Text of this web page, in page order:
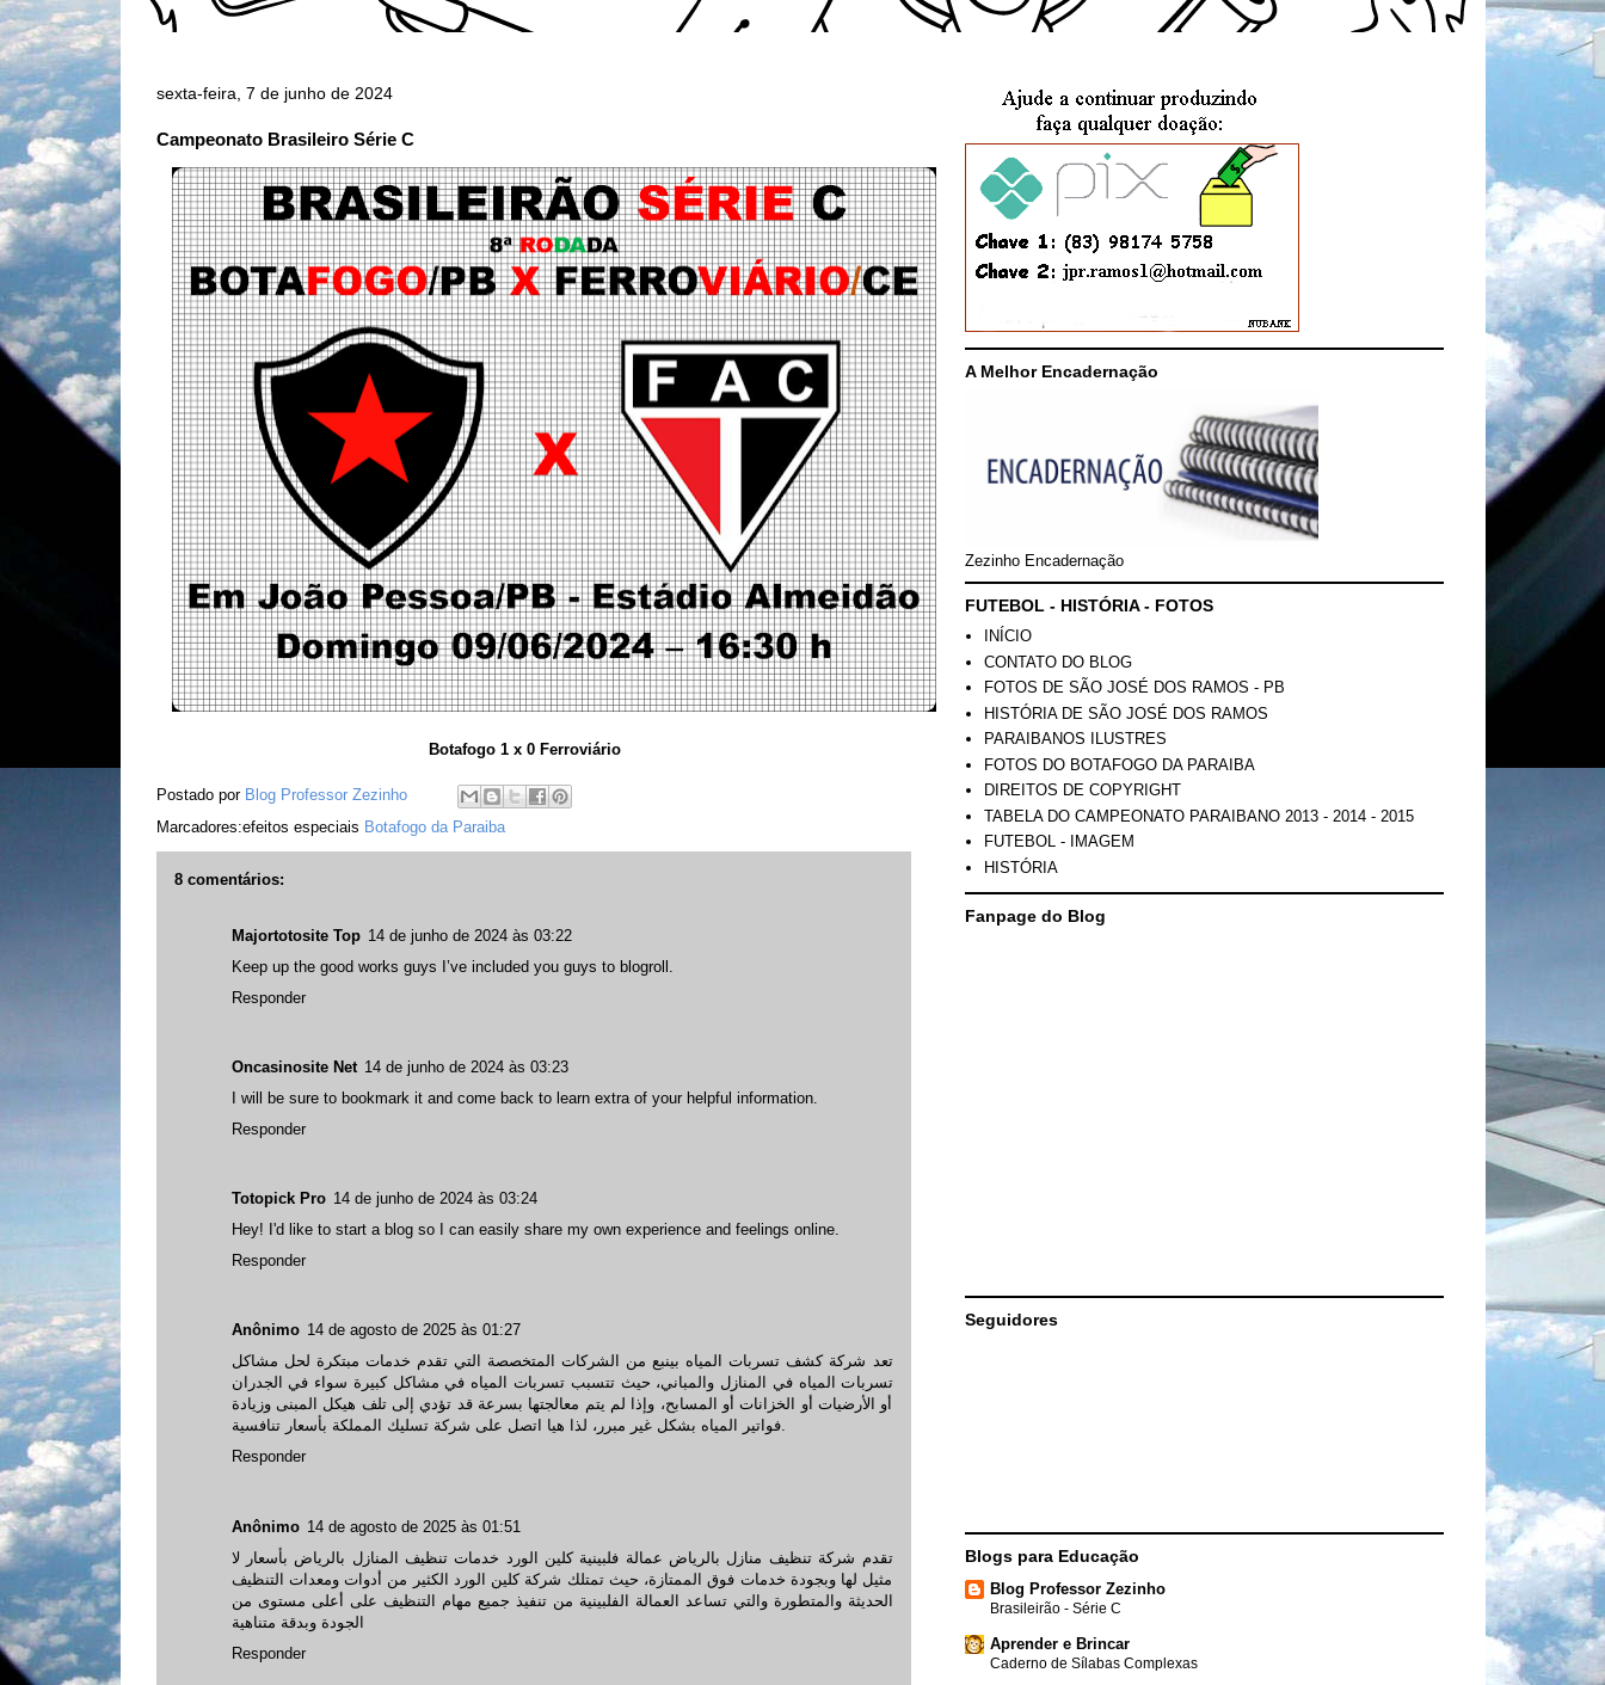
sexta-feira, 7 de junho de 2024
Campeonato Brasileiro Série C
Botafogo 1 x 0 Ferroviário
Postado por Blog Professor Zezinho
Marcadores:efeitos especiais Botafogo da Paraiba
8 comentários:
Majortotosite Top 14 de junho de 2024 às 03:22
Keep up the good works guys I’ve included you guys to blogroll.
Responder
Oncasinosite Net 14 de junho de 2024 às 03:23
I will be sure to bookmark it and come back to learn extra of your helpful information.
Responder
Totopick Pro 14 de junho de 2024 às 03:24
Hey! I'd like to start a blog so I can easily share my own experience and feelings online.
Responder
Anônimo 14 de agosto de 2025 às 01:27
تعد شركة كشف تسربات المياه بينبعمن الشركات المتخصصة التي تقدم خدمات مبتكرة لحل مشاكل
تسربات المياه في المنازل والمباني، حيث تتسبب تسربات المياه في مشاكل كبيرة سواء في الجدران
أو الأرضيات أو الخزانات أو المسابح، وإذا لم يتم معالجتها بسرعة قد تؤدي إلى تلف هيكل المبنى وزيادة
فواتير المياه بشكل غير مبرر، لذا هيا اتصل على شركة تسليك المملكة بأسعار تنافسية.
Responder
Anônimo 14 de agosto de 2025 às 01:51
تقدم شركة تنظيف منازل بالرياض عمالة فلبينية كلين الورد خدمات تنظيف المنازل بالرياض بأسعار لا
مثيل لها وبجودة خدمات فوق الممتازة، حيث تمتلك شركة كلين الورد الكثير من أدوات ومعدات التنظيف
الحديثة والمتطورة والتي تساعد العمالة الفلبينية من تنفيذ جميع مهام التنظيف على أعلى مستوى من
الجودة وبدقة متناهية
Responder
A Melhor Encadernação
Zezinho Encadernação
FUTEBOL - HISTÓRIA - FOTOS
INÍCIO
CONTATO DO BLOG
FOTOS DE SÃO JOSÉ DOS RAMOS - PB
HISTÓRIA DE SÃO JOSÉ DOS RAMOS
PARAIBANOS ILUSTRES
FOTOS DO BOTAFOGO DA PARAIBA
DIREITOS DE COPYRIGHT
TABELA DO CAMPEONATO PARAIBANO 2013 - 2014 - 2015
FUTEBOL - IMAGEM
HISTÓRIA
Fanpage do Blog
Seguidores
Blogs para Educação
Blog Professor Zezinho
Brasileirão - Série C
Aprender e Brincar
Caderno de Sílabas Complexas